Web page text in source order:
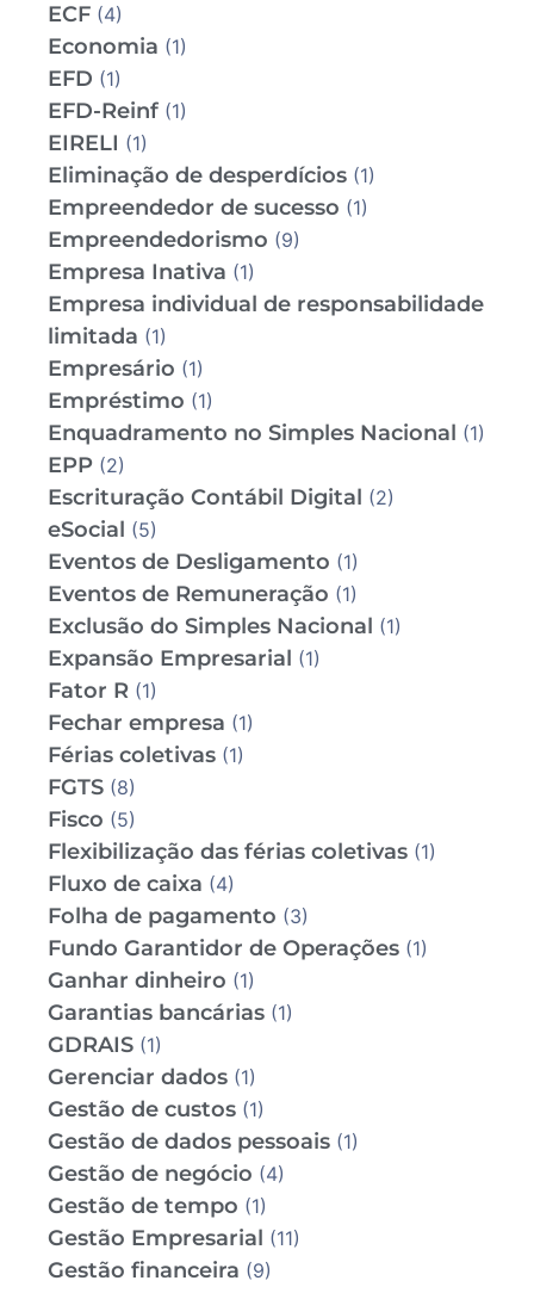
ECF (4)
Economia (1)
EFD (1)
EFD-Reinf (1)
EIRELI (1)
Eliminação de desperdícios (1)
Empreendedor de sucesso (1)
Empreendedorismo (9)
Empresa Inativa (1)
Empresa individual de responsabilidade
limitada (1)
Empresário (1)
Empréstimo (1)
Enquadramento no Simples Nacional (1)
EPP (2)
Escrituração Contábil Digital (2)
eSocial (5)
Eventos de Desligamento (1)
Eventos de Remuneração (1)
Exclusão do Simples Nacional (1)
Expansão Empresarial (1)
Fator R (1)
Fechar empresa (1)
Férias coletivas (1)
FGTS (8)
Fisco (5)
Flexibilização das férias coletivas (1)
Fluxo de caixa (4)
Folha de pagamento (3)
Fundo Garantidor de Operações (1)
Ganhar dinheiro (1)
Garantias bancárias (1)
GDRAIS (1)
Gerenciar dados (1)
Gestão de custos (1)
Gestão de dados pessoais (1)
Gestão de negócio (4)
Gestão de tempo (1)
Gestão Empresarial (11)
Gestão financeira (9)